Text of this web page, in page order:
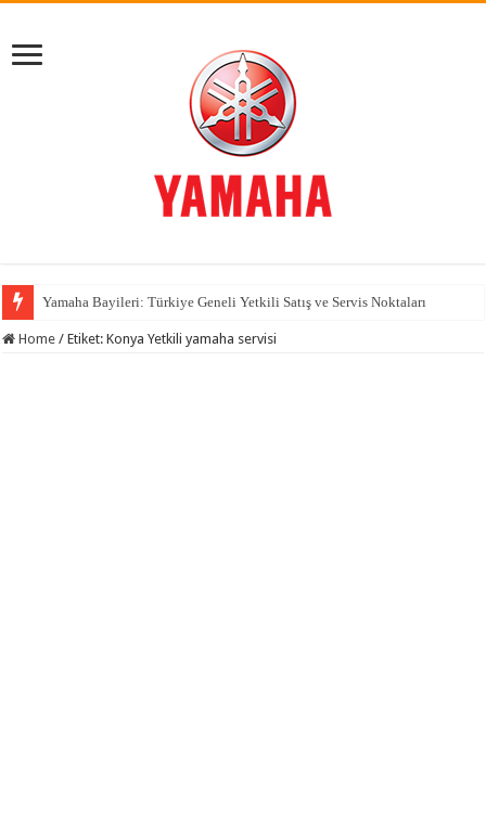
Yamaha Bayileri: Türkiye Geneli Yetkili Satış ve Servis Noktaları
Home / Etiket:Konya Yetkili yamaha servisi